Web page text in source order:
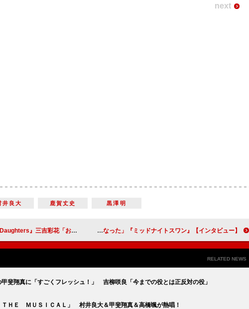
next
井良大 鹿賀丈史 黒澤明
がら撮影に臨めました」 阿部純子「どのように生きたいかを考えるきっかけになりました」 【インタビュー】『ミッドナイトスワン』草なぎ剛 「こういう時期だからこそ、公開することに意味がある作品になった」
RELATED NEWS
斐翔真に「すごくフレッシュ！」 吉柳咲良「今までの役とは正反対の役」
ＨＥ ＭＵＳＩＣＡＬ」 村井良大＆甲斐翔真＆高橋颯が熱唱！